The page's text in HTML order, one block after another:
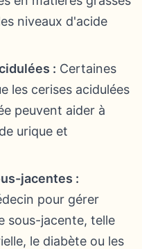
niveaux d'acide
: Certaines
les cerises acidulées
peuvent aider à
urique et
jacentes :
pour gérer
sous-jacente, telle
le diabète ou les